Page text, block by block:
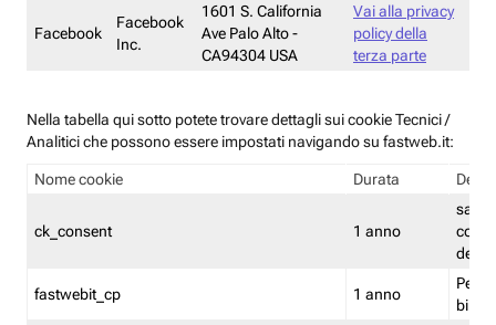
Facebook
Facebook
Inc.
1601 S. California
Ave Palo Alto -
CA94304 USA
Vai alla privacy
policy della
terza parte
Nella tabella qui sotto potete trovare dettagli sui cookie Tecnici /
Analitici che possono essere impostati navigando su fastweb.it:
Nome cookie Durata
ck_consent 1 anno
salva
dei
fastwebit_cp 1 anno